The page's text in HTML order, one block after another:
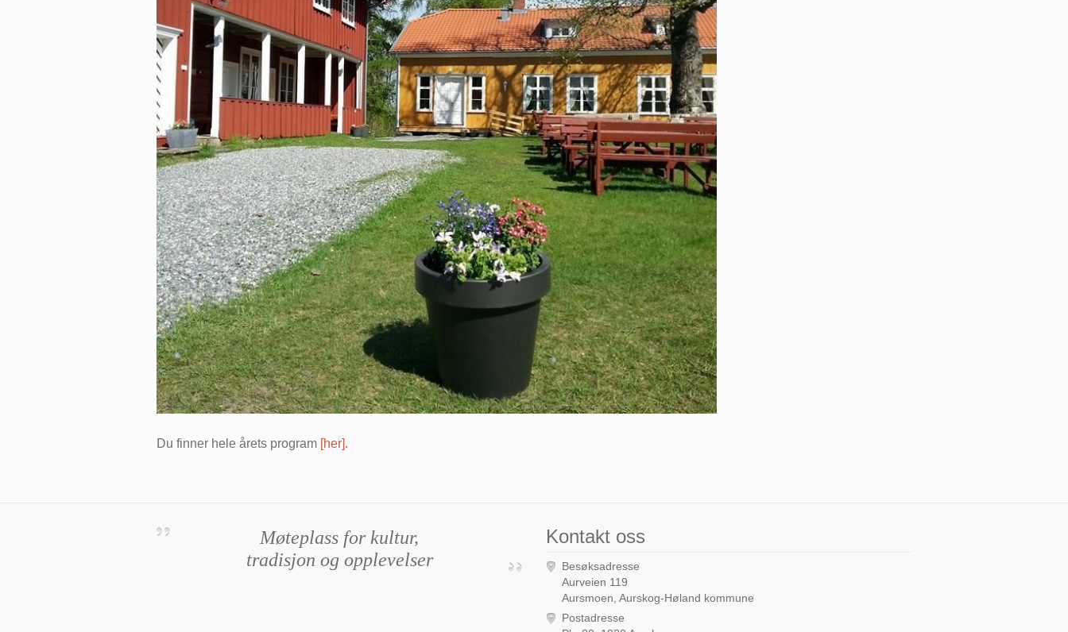
Du finner hele årets program [her].
Møteplass for kultur,
tradisjon og opplevelser
Kontakt oss
Besøksadresse
Aurveien 119
Aursmoen, Aurskog-Høland kommune
Postadresse